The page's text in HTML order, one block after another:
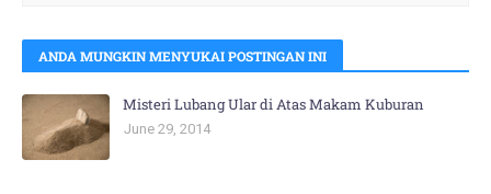
ANDA MUNGKIN MENYUKAI POSTINGAN INI
Misteri Lubang Ular di Atas Makam Kuburan
June 29, 2014